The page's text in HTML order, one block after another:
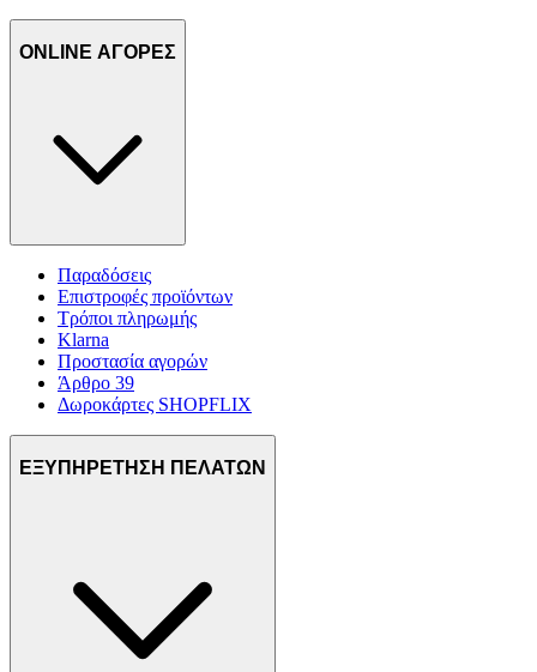
ONLINE ΑΓΟΡΕΣ
Παραδόσεις
Επιστροφές προϊόντων
Τρόποι πληρωμής
Klarna
Προστασία αγορών
Άρθρο 39
Δωροκάρτες SHOPFLIX
ΕΞΥΠΗΡΕΤΗΣΗ ΠΕΛΑΤΩΝ